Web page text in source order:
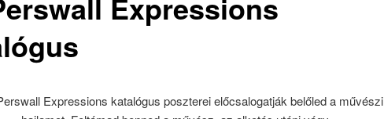
Expressions katalógus poszterei előcsalogatják belőled a művészi